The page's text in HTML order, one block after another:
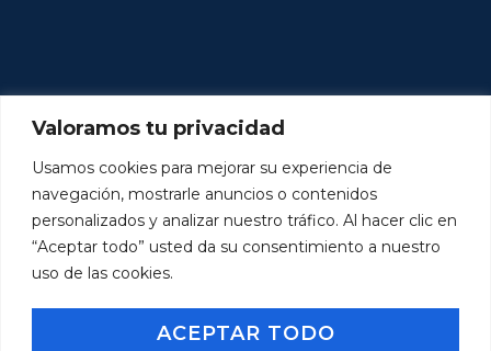
Valoramos tu privacidad
Usamos cookies para mejorar su experiencia de
navegación, mostrarle anuncios o contenidos
personalizados y analizar nuestro tráfico. Al hacer clic en
“Aceptar todo” usted da su consentimiento a nuestro
uso de las cookies.
ACEPTAR TODO